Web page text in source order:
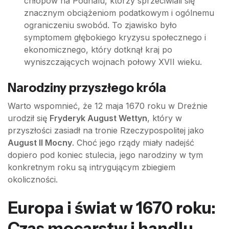
znacznym obciążeniom podatkowym i ogólnemu
ograniczeniu swobód. To zjawisko było
symptomem głębokiego kryzysu społecznego i
ekonomicznego, który dotknął kraj po
wyniszczających wojnach połowy XVII wieku.
Narodziny przyszłego króla
Warto wspomnieć, że 12 maja 1670 roku w Dreźnie
urodził się Fryderyk August Wettyn, który w
przyszłości zasiadł na tronie Rzeczypospolitej jako
August II Mocny. Choć jego rządy miały nadejść
dopiero pod koniec stulecia, jego narodziny w tym
konkretnym roku są intrygującym zbiegiem
okoliczności.
Europa i świat w 1670 roku: